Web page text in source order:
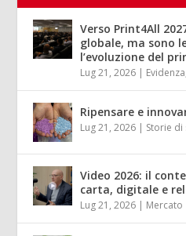
Verso Print4All
globale, ma sono
l’evoluzione del
Lug 21, 2026 | Evidenza
Ripensare e
Lug 21, 2026 | Storie di
Video 2026: il
carta, digitale e
Lug 21, 2026 | Mercato